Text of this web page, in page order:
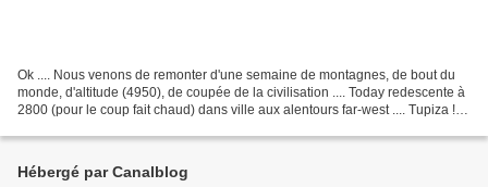
Ok .... Nous venons de remonter d'une semaine de montagnes, de bout du
monde, d'altitude (4950), de coupée de la civilisation .... Today redescente à
2800 (pour le coup fait chaud) dans ville aux alentours far-west .... Tupiza !!!!
Hébergé par Canalblog